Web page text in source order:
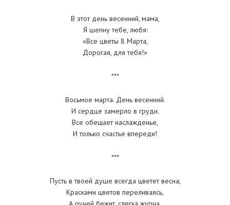
В этот день весенний, мама,
Я шепну тебе, любя:
«Все цветы 8 Марта,
Дорогая, для тебя!»
***
Восьмое марта. День весенний.
И сердце замерло в груди.
Все обещает наслажденье,
И только счастье впереди!
***
Пусть в твоей душе всегда цветет весна,
Красками цветов переливаясь,